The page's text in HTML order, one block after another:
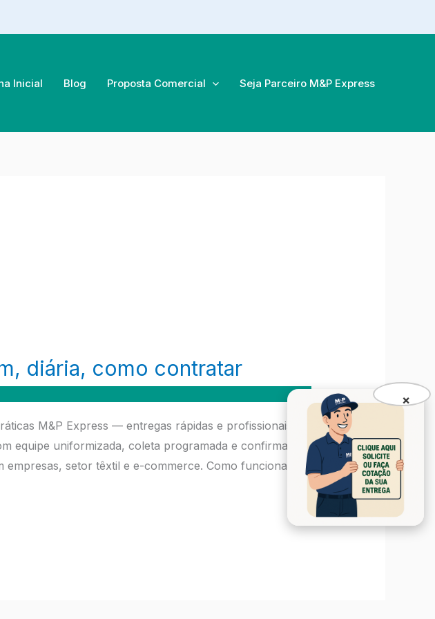
Inicial Blog Proposta Comercial Seja Parceiro M&P Express
diária, como contratar
M&P Express — entregas rápidas e profissionais em
equipe uniformizada, coleta programada e confirmação
setor têxtil e e-commerce. Como funciona o
×